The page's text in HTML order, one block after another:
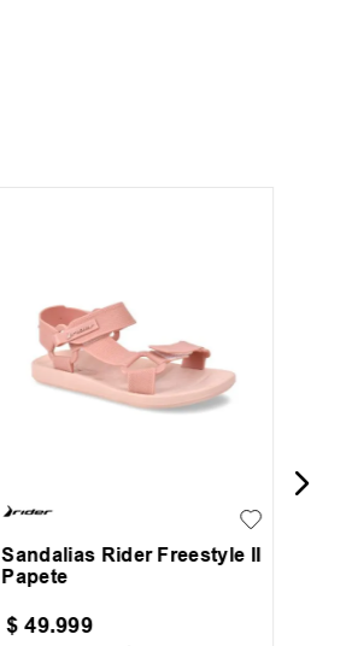
Sandalias Rider Freestyle II
Papete
$ 49.999